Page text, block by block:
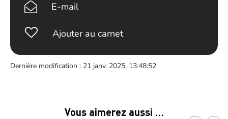
E-mail
Ajouter au carnet
Dernière modification : 21 janv. 2025, 13:48:52
Vous aimerez aussi …